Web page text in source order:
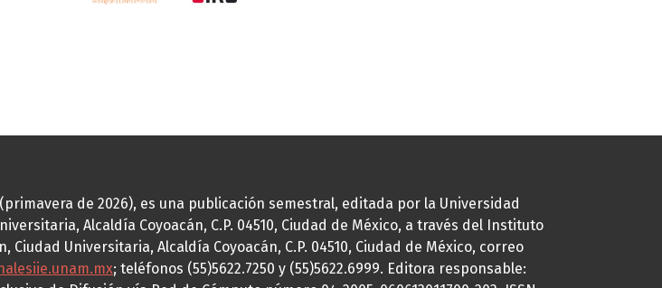
(primavera de 2026), es una publicación semestral, editada por la Universidad
Alcaldía Coyoacán, C.P. 04510, Ciudad de México, a través del Instituto
Universitaria, Alcaldía Coyoacán, C.P. 04510, Ciudad de México, correo
; teléfonos (55)5622.7250 y (55)5622.6999. Editora responsable: